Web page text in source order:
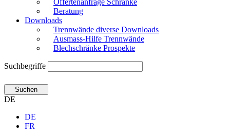
Offertenanfrage Schränke
Beratung
Downloads
Trennwände diverse Downloads
Ausmass-Hilfe Trennwände
Blechschränke Prospekte
Suchbegriffe
Suchen
DE
DE
FR